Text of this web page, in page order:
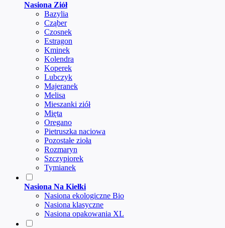
Nasiona Ziół
Bazylia
Cząber
Czosnek
Estragon
Kminek
Kolendra
Koperek
Lubczyk
Majeranek
Melisa
Mieszanki ziół
Mięta
Oregano
Pietruszka naciowa
Pozostałe zioła
Rozmaryn
Szczypiorek
Tymianek
Nasiona Na Kiełki
Nasiona ekologiczne Bio
Nasiona klasyczne
Nasiona opakowania XL